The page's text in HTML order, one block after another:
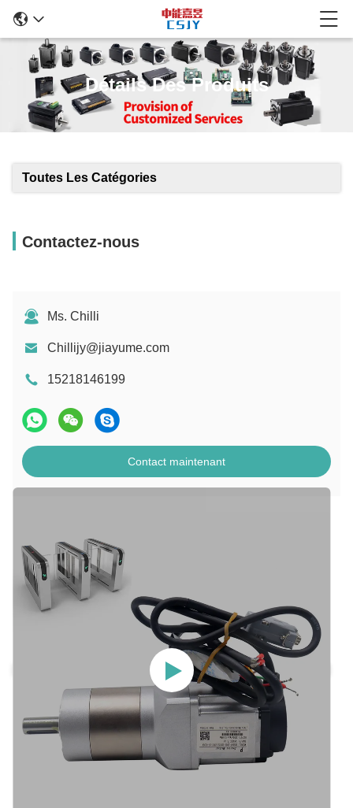
Détails Des Produits
Toutes Les Catégories
Contactez-nous
Ms. Chilli
Chillijy@jiayume.com
15218146199
Contact maintenant